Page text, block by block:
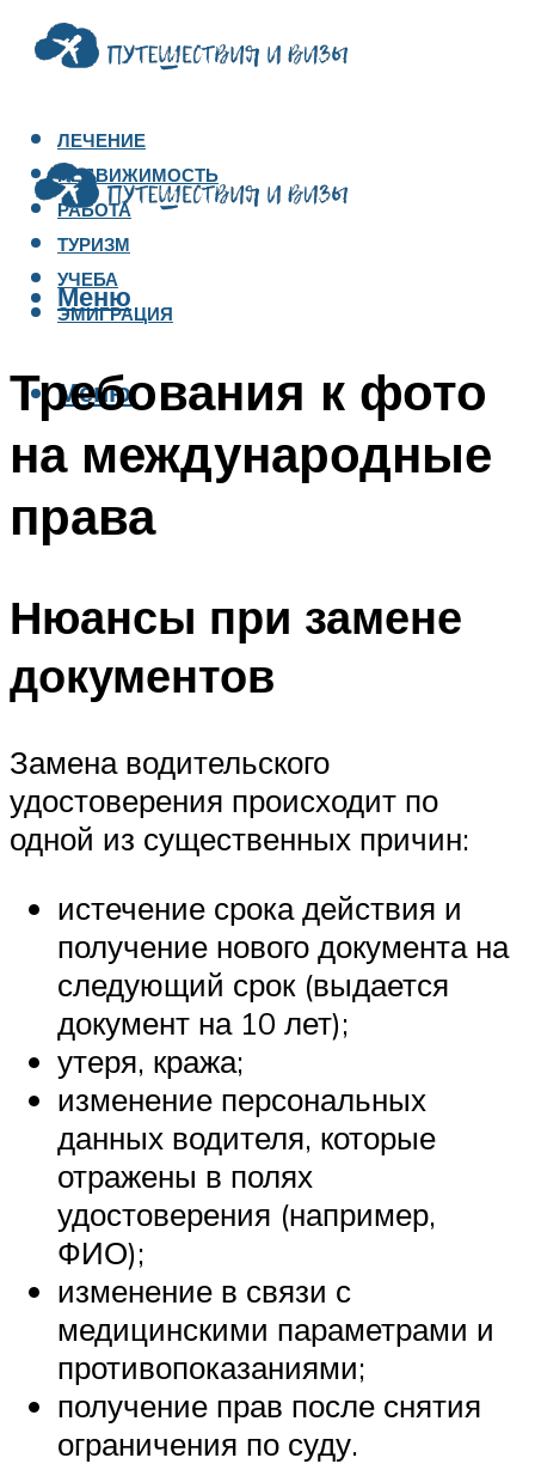
ЛЕЧЕНИЕ
НЕДВИЖИМОСТЬ
РАБОТА
ТУРИЗМ
УЧЕБА
ЭМИГРАЦИЯ
Меню
Меню
Требования к фото
на международные
права
Нюансы при замене
документов
Замена водительского
удостоверения происходит по
одной из существенных причин:
истечение срока действия и
получение нового документа на
следующий срок (выдается
документ на 10 лет);
утеря, кража;
изменение персональных
данных водителя, которые
отражены в полях
удостоверения (например,
ФИО);
изменение в связи с
медицинскими параметрами и
противопоказаниями;
получение прав после снятия
ограничения по суду.